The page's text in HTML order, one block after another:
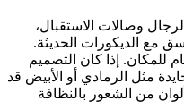
وصالات الاستقبال،
مع الديكورات الحديثة.
للمكان. إذا كان التصميم
مثل الرمادي أو الأبيض قد
من الشعور بالنظافة